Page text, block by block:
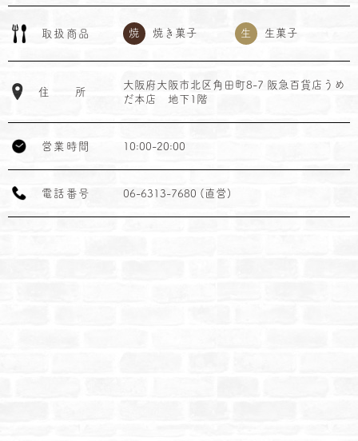
取 扱 商 品 焼 焼き菓子 生 生菓子
住 所
大阪府大阪市北区角田町8-7 阪急百貨店うめ
だ本店 地下1階
営 業 時 間 10:00-20:00
電 話 番 号 06-6313-7680 (直営)